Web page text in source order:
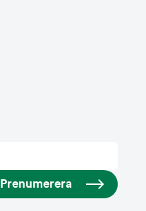
Prenumerera